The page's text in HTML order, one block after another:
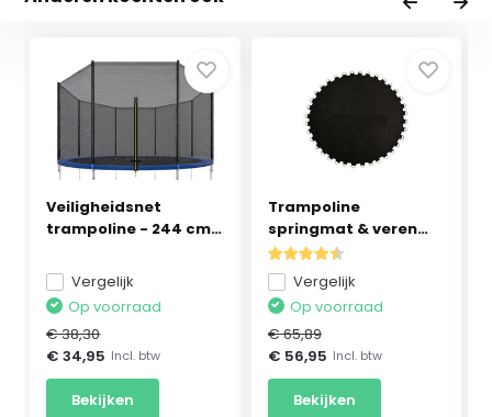
Veiligheidsnet
trampoline - 244 cm -
Vergelijk
Op voorraad
€ 38,30
€ 34,95 Incl. btw
Bekijken
Trampoline
springmat & veren
set - 42...
Vergelijk
Op voorraad
€ 65,89
€ 56,95 Incl. btw
Bekijken